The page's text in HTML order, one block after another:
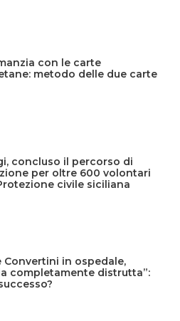
con le carte
metodo delle due carte
concluso il percorso di
per oltre 600 volontari
civile siciliana
Convertini in ospedale,
completamente distrutta”: